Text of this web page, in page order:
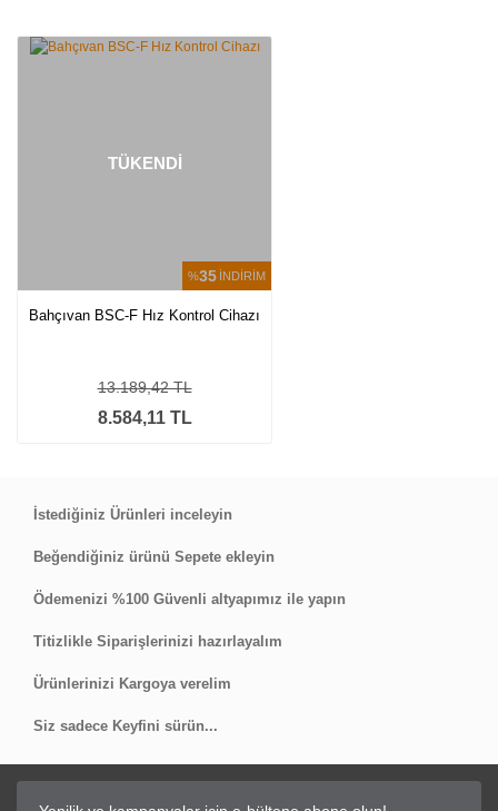
%35 İNDİRİM
TÜKENDİ
Bahçıvan BSC-F Hız Kontrol Cihazı
8.584,11 TL
13.189,42 TL
İstediğiniz Ürünleri inceleyin
Beğendiğiniz ürünü Sepete ekleyin
Ödemenizi %100 Güvenli altyapımız ile yapın
Titizlikle Siparişlerinizi hazırlayalım
Ürünlerinizi Kargoya verelim
Siz sadece Keyfini sürün...